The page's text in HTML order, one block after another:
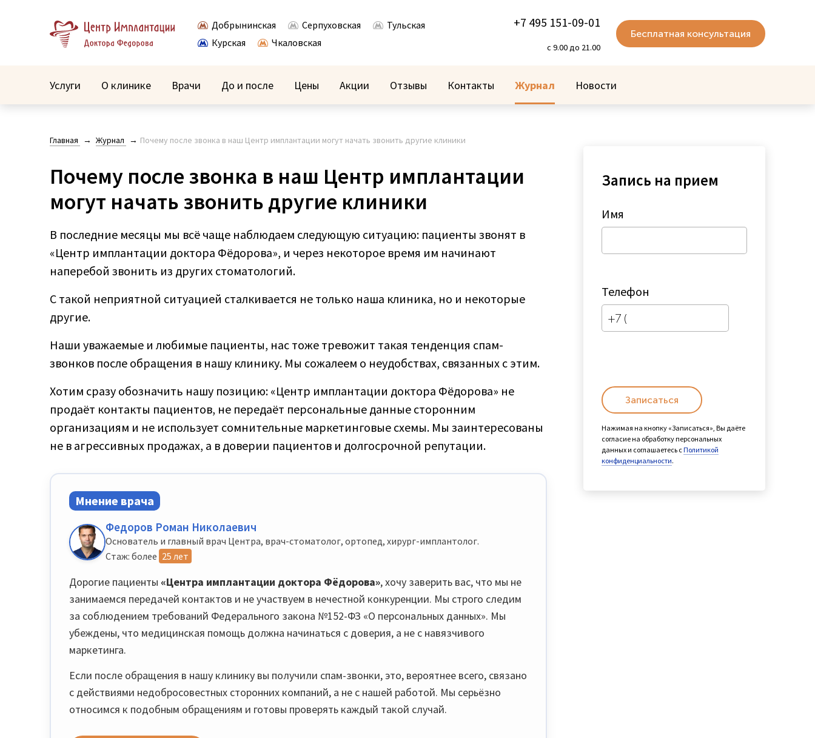
Добрынинская Серпуховская
Тульская
Курская
Чкаловская
+7 495 151-09-01
с 9.00 до 21.00
Бесплатная консультация
Услуги О клинике Врачи До и после Цены Акции Отзывы Контакты Журнал Новости
Главная Журнал Почему после звонка в наш Центр имплантации могут начать звонить другие клиники
Почему после звонка в наш Центр имплантации
могут начать звонить другие клиники
В последние месяцы мы всё чаще наблюдаем следующую ситуацию: пациенты звонят в
«Центр имплантации доктора Фёдорова», и через некоторое время им начинают
наперебой звонить из других стоматологий.
С такой неприятной ситуацией сталкивается не только наша клиника, но и некоторые
другие.
Наши уважаемые и любимые пациенты, нас тоже тревожит такая тенденция спам-
звонков после обращения в нашу клинику. Мы сожалеем о неудобствах, связанных с этим.
Хотим сразу обозначить нашу позицию: «Центр имплантации доктора Фёдорова» не
продаёт контакты пациентов, не передаёт персональные данные сторонним
организациям и не использует сомнительные маркетинговые схемы. Мы заинтересованы
не в агрессивных продажах, а в доверии пациентов и долгосрочной репутации.
Мнение врача
Федоров Роман Николаевич
Основатель и главный врач Центра, врач-стоматолог, ортопед, хирург-имплантолог.
Стаж: более 25 лет
Дорогие пациенты «Центра имплантации доктора Фёдорова», хочу заверить вас, что мы не
занимаемся передачей контактов и не участвуем в нечестной конкуренции. Мы строго следим
за соблюдением требований Федерального закона №152-ФЗ «О персональных данных». Мы
убеждены, что медицинская помощь должна начинаться с доверия, а не с навязчивого
маркетинга.
Если после обращения в нашу клинику вы получили спам-звонки, это, вероятнее всего, связано
с действиями недобросовестных сторонних компаний, а не с нашей работой. Мы серьёзно
относимся к подобным обращениям и готовы проверять каждый такой случай.
Запись на прием
Имя
Телефон
Записаться
Нажимая на кнопку «Записаться», Вы даёте
согласие на обработку персональных
данных и соглашаетесь сПолитикой
конфиденциальности.